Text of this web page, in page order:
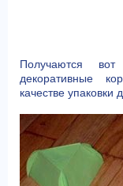
Получаются вот
декоративные
качестве упаковки